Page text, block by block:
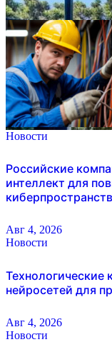
Новости
Российские
интеллект для
Авг 4, 2026
Новости
Технологические
нейросетей для
Авг 4, 2026
Новости